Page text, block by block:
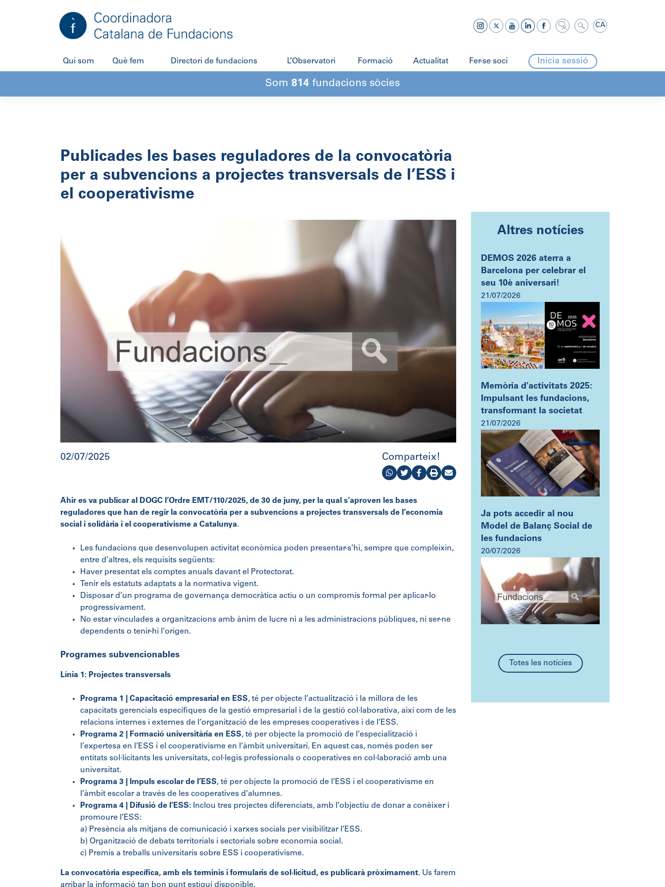
CA
Qui som Què fem Directori de fundacions L’Observatori Formació Actualitat Fer-se soci Inicia sessió
Som 814 fundacions sòcies
Publicades les bases reguladores de la convocatòria
per a subvencions a projectes transversals de l’ESS i
el cooperativisme
02/07/2025 Comparteix!
Ahir es va publicar al DOGC l’Ordre EMT/110/2025, de 30 de juny, per la qual s’aproven les bases
reguladores que han de regir la convocatòria per a subvencions a projectes transversals de l’economia
social i solidària i el cooperativisme a Catalunya.
Les fundacions que desenvolupen activitat econòmica poden presentar-s’hi, sempre que compleixin,
entre d’altres, els requisits següents:
Haver presentat els comptes anuals davant el Protectorat.
Tenir els estatuts adaptats a la normativa vigent.
Disposar d’un programa de governança democràtica actiu o un compromís formal per aplicar-lo
progressivament.
No estar vinculades a organitzacions amb ànim de lucre ni a les administracions públiques, ni ser-ne
dependents o tenir-hi l’origen.
Programes subvencionables
Línia 1: Projectes transversals
Programa 1 | Capacitació empresarial en ESS, té per objecte l’actualització i la millora de les
capacitats gerencials específiques de la gestió empresarial i de la gestió col·laborativa, així com de les
relacions internes i externes de l’organització de les empreses cooperatives i de l’ESS.
Programa 2 |
Formació universitària en ESS, té per objecte la promoció de l’especialització i
l’expertesa en l’ESS i el cooperativisme en l’àmbit universitari. En aquest cas, només poden ser
entitats sol·licitants les universitats, col·legis professionals o cooperatives en col·laboració amb una
universitat.
Programa 3 |
Impuls escolar de l’ESS, té per objecte la promoció de l’ESS i el cooperativisme en
l’àmbit escolar a través de les cooperatives d’alumnes.
Programa 4 |
Difusió de l’ESS: Inclou tres projectes diferenciats, amb l’objectiu de donar a conèixer i
promoure l’ESS:
a) Presència als mitjans de comunicació i xarxes socials per visibilitzar l’ESS.
b) Organització de debats territorials i sectorials sobre economia social.
c) Premis a treballs universitaris sobre ESS i cooperativisme.
La convocatòria específica, amb els terminis i formularis de sol·licitud, es publicarà pròximament. Us farem
arribar la informació tan bon punt estigui disponible.
Altres notícies
DEMOS 2026 aterra a
Barcelona per celebrar el
seu 10è aniversari!
21/07/2026
Memòria d'activitats 2025:
Impulsant les fundacions,
transformant la societat
21/07/2026
Ja pots accedir al nou
Model de Balanç Social de
les fundacions
20/07/2026
Totes les notícies